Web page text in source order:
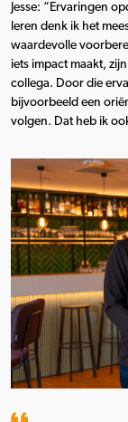
Jesse: “Ervaringen
leren denk ik het
waardevolle
iets impact maakt,
collega. Door die
bijvoorbeeld een
volgen. Dat heb ik